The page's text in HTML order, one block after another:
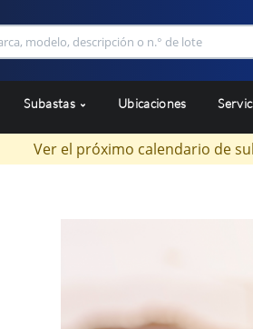
Subastas Ubicaciones
Ver el próximo calendario de